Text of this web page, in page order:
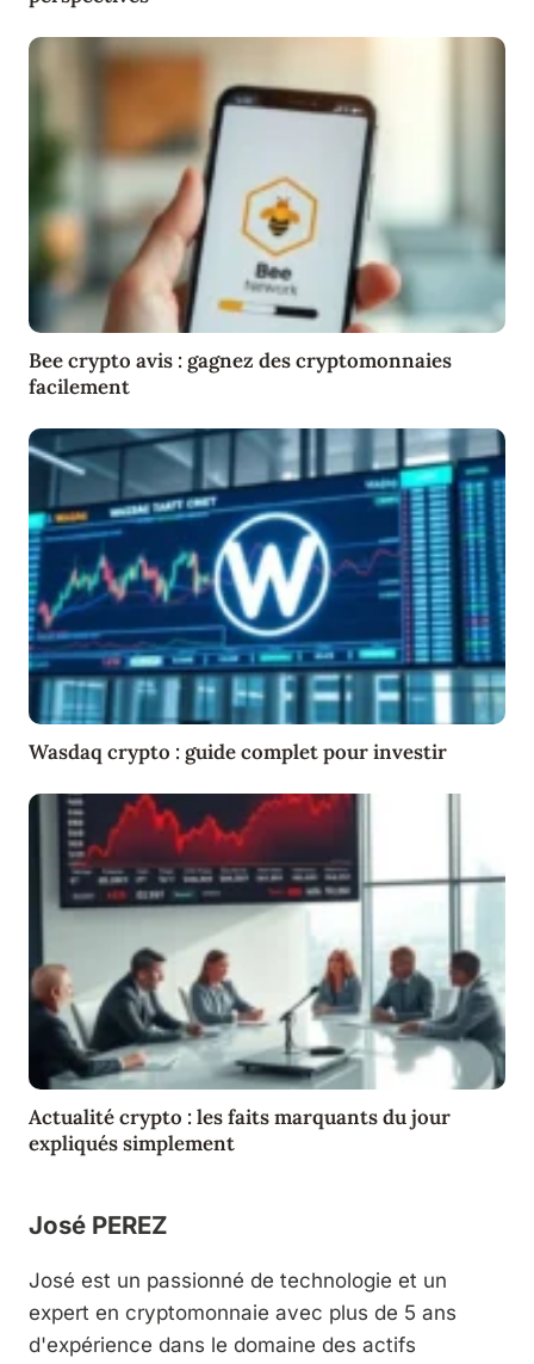
Bee crypto avis : gagnez des cryptomonnaies
facilement
Wasdaq crypto : guide complet pour investir
Actualité crypto : les faits marquants du jour
expliqués simplement
José PEREZ
José est un passionné de technologie et un
expert en cryptomonnaie avec plus de 5 ans
d'expérience dans le domaine des actifs